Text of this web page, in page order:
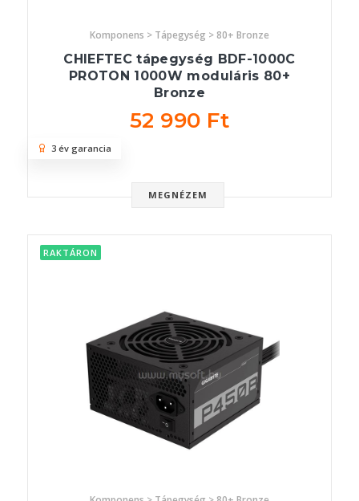
Komponens > Tápegység > 80+ Bronze
CHIEFTEC tápegység BDF-1000C
PROTON 1000W moduláris 80+
Bronze
52 990 Ft
MEGNÉZEM
3 év garancia
RAKTÁRON